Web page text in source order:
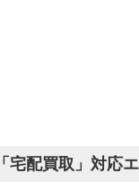
「宅配買取」対応